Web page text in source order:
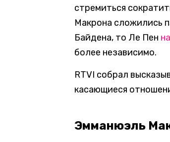
стремиться
Макрона сложились
Байдена, то Ле Пен
более независимо.
RTVI собрал
касающиеся
Эмманюэль